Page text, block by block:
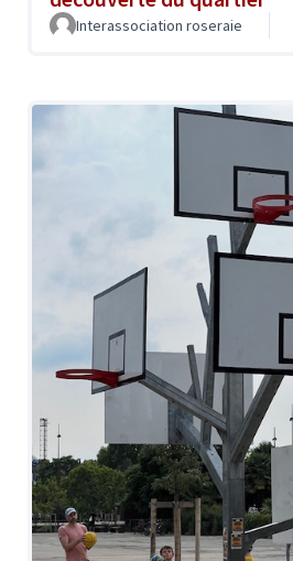
Interassociation roseraie